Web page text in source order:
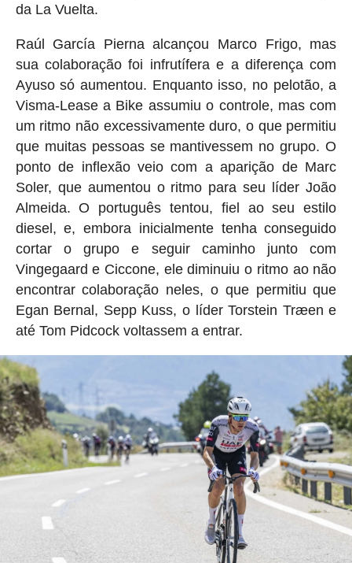
da La Vuelta.
Raúl García Pierna alcançou Marco Frigo, mas
sua colaboração foi infrutífera e a diferença com
Ayuso só aumentou. Enquanto isso, no pelotão, a
Visma-Lease a Bike assumiu o controle, mas com
um ritmo não excessivamente duro, o que permitiu
que muitas pessoas se mantivessem no grupo. O
ponto de inflexão veio com a aparição de Marc
Soler, que aumentou o ritmo para seu líder João
Almeida. O português tentou, fiel ao seu estilo
diesel, e, embora inicialmente tenha conseguido
cortar o grupo e seguir caminho junto com
Vingegaard e Ciccone, ele diminuiu o ritmo ao não
encontrar colaboração neles, o que permitiu que
Egan Bernal, Sepp Kuss, o líder Torstein Træen e
até Tom Pidcock voltassem a entrar.